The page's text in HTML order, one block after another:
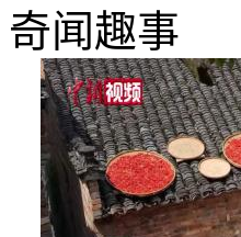
奇闻趣事